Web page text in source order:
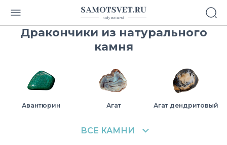
Дракончики из натурального
камня
Авантюрин Агат Агат дендритовый